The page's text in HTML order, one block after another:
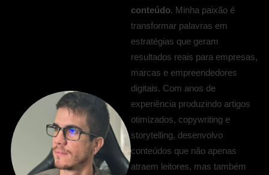
conteúdo. Minha paixão é
transformar palavras em
estratégias que geram
resultados reais para empresas,
marcas e empreendedores
digitais. Com anos de
experiência produzindo artigos
otimizados, copywriting e
storytelling, desenvolvo
conteúdos que não apenas
atraem leitores, mas também